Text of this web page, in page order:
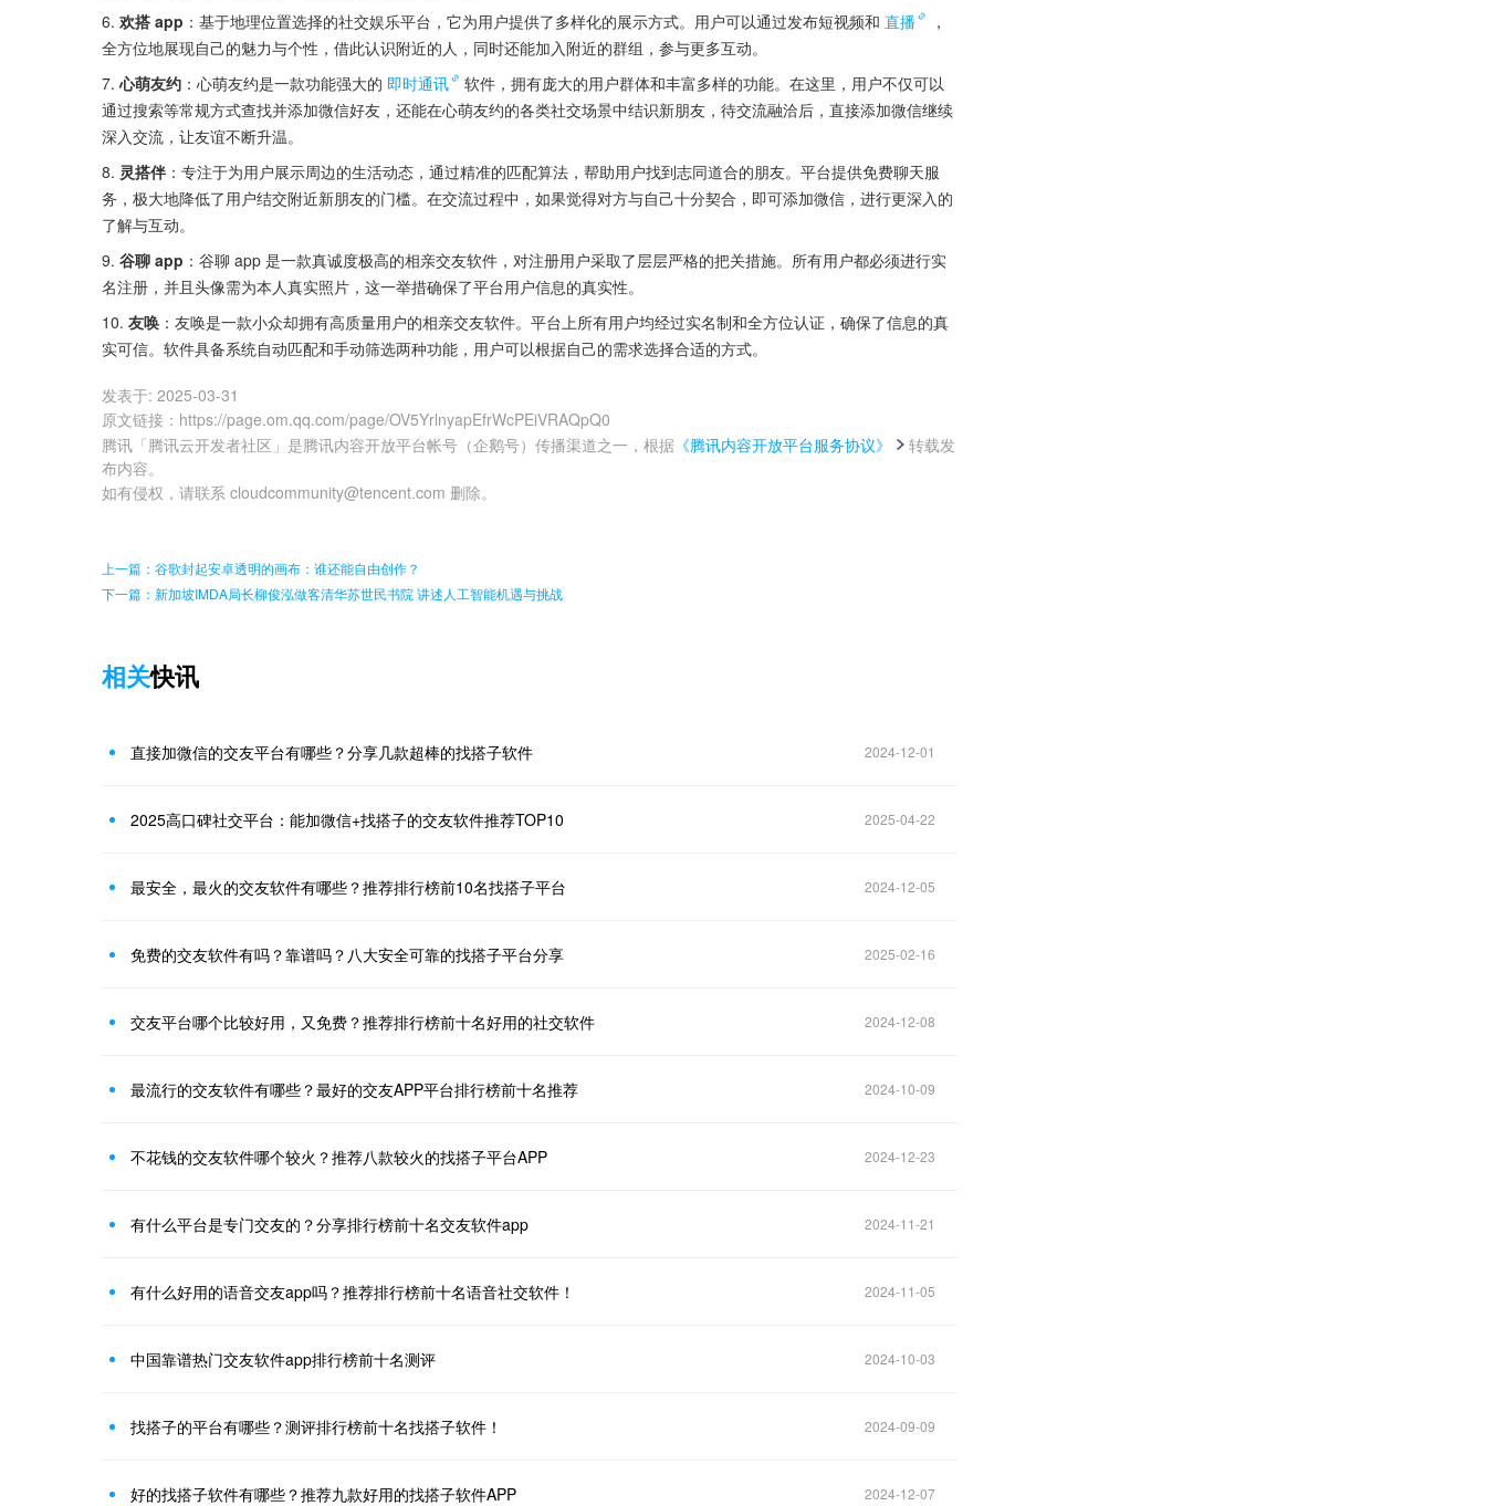
6. 欢搭 app ：基于地理位置选择的社交娱乐平台，它为用户提供了多样化的展示方式。用户可以通过发布短视频和 直播
，
全方位地展现自己的魅力与个性，借此认识附近的人，同时还能加入附近的群组，参与更多互动。
7. 心萌友约 ：心萌友约是一款功能强大的 即时通讯
软件，拥有庞大的用户群体和丰富多样的功能。在这里，用户不仅可以
通过搜索等常规方式查找并添加微信好友，还能在心萌友约的各类社交场景中结识新朋友，待交流融洽后，直接添加微信继续
深入交流，让友谊不断升温。
8. 灵搭伴 ：专注于为用户展示周边的生活动态，通过精准的匹配算法，帮助用户找到志同道合的朋友。平台提供免费聊天服
务，极大地降低了用户结交附近新朋友的门槛。在交流过程中，如果觉得对方与自己十分契合，即可添加微信，进行更深入的
了解与互动。
9. 谷聊 app ：谷聊 app 是一款真诚度极高的相亲交友软件，对注册用户采取了层层严格的把关措施。所有用户都必须进行实
名注册，并且头像需为本人真实照片，这一举措确保了平台用户信息的真实性。
10. 友唤 ：友唤是一款小众却拥有高质量用户的相亲交友软件。平台上所有用户均经过实名制和全方位认证，确保了信息的真
实可信。软件具备系统自动匹配和手动筛选两种功能，用户可以根据自己的需求选择合适的方式。
发表于: 2025-03-31
原文链接 ： https://page.om.qq.com/page/OV5YrlnyapEfrWcPEiVRAQpQ0
腾讯「腾讯云开发者社区」是腾讯内容开放平台帐号（企鹅号）传播渠道之一，根据 《腾讯内容开放平台服务协议》
转载发
布内容。
如有侵权，请联系 cloudcommunity@tencent.com 删除。
上一篇：谷歌封起安卓透明的画布：谁还能自由创作？
下一篇：新加坡IMDA局长柳俊泓做客清华苏世民书院 讲述人工智能机遇与挑战
相关快讯
直接加微信的交友平台有哪些？分享几款超棒的找搭子软件 2024-12-01
2025高口碑社交平台：能加微信+找搭子的交友软件推荐TOP10 2025-04-22
最安全，最火的交友软件有哪些？推荐排行榜前10名找搭子平台 2024-12-05
免费的交友软件有吗？靠谱吗？八大安全可靠的找搭子平台分享 2025-02-16
交友平台哪个比较好用，又免费？推荐排行榜前十名好用的社交软件 2024-12-08
最流行的交友软件有哪些？最好的交友APP平台排行榜前十名推荐 2024-10-09
不花钱的交友软件哪个较火？推荐八款较火的找搭子平台APP 2024-12-23
有什么平台是专门交友的？分享排行榜前十名交友软件app 2024-11-21
有什么好用的语音交友app吗？推荐排行榜前十名语音社交软件！ 2024-11-05
中国靠谱热门交友软件app排行榜前十名测评 2024-10-03
找搭子的平台有哪些？测评排行榜前十名找搭子软件！ 2024-09-09
好的找搭子软件有哪些？推荐九款好用的找搭子软件APP 2024-12-07